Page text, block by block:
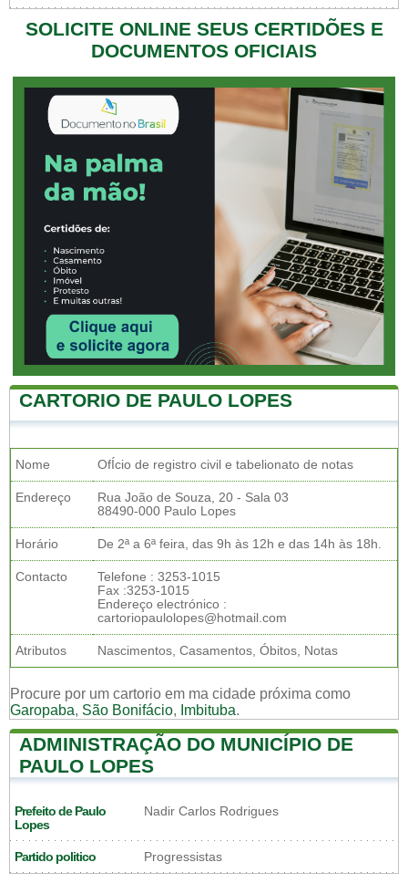
SOLICITE ONLINE SEUS CERTIDÕES E
DOCUMENTOS OFICIAIS
CARTORIO DE PAULO LOPES
Nome OfÍcio de registro civil e tabelionato de notas
Endereço
Rua João de Souza, 20 - Sala 03
88490-000 Paulo Lopes
Horário De 2ª a 6ª feira, das 9h às 12h e das 14h às 18h.
Contacto
Telefone : 3253-1015
Fax :3253-1015
Endereço electrónico :
cartoriopaulolopes@hotmail.com
Atributos Nascimentos, Casamentos, Óbitos, Notas
Procure por um cartorio em ma cidade próxima como
Garopaba, São Bonifácio, Imbituba.
ADMINISTRAÇÃO DO MUNICÍPIO DE
PAULO LOPES
Prefeito de Paulo
Lopes
Nadir Carlos Rodrigues
Partido politico Progressistas